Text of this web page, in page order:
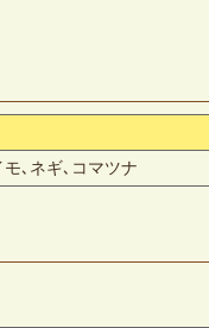
､ネギ､コマツナ